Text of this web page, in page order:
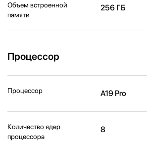
Объем встроенной
памяти
256 ГБ
Процессор
Процессор A19 Pro
Количество ядер
процессора
8